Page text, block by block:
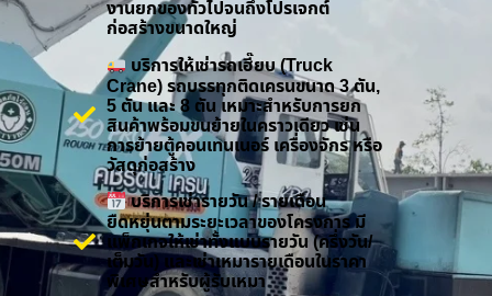
งานยกของทั่วไปจนถึงโปรเจกต์
ก่อสร้างขนาดใหญ่
บริการให้เช่ารถเฮี๊ยบ (Truck
Crane) รถบรรทุกติดเครนขนาด 3 ตัน,
5 ตัน และ 8 ตัน เหมาะสำหรับการยก
สินค้าพร้อมขนย้ายในคราวเดียว เช่น
การย้ายตู้คอนเทนเนอร์ เครื่องจักร หรือ
วัสดุก่อสร้าง
บริการเช่ารายวัน / รายเดือน
ยืดหยุ่นตามระยะเวลาของโครงการ มี
แพ็กเกจให้เช่าทั้งแบบรายวัน (ครึ่งวัน/
เต็มวัน) และเช่าเหมารายเดือนในราคา
พิเศษสำหรับผู้รับเหมา